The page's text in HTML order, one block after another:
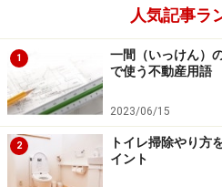
おり、冬を越して春になると
一個だけでもその数のゴキブ
もっと多く産み落とされてい
も恐ろしいことですね。
年末にかけて大掃除をする
う。今年ゴキブリをよく見か
人気記事ラ
1
一間（いっけん）
で使う不動産用語
2023/06/15
2
トイレ掃除やり方
イント